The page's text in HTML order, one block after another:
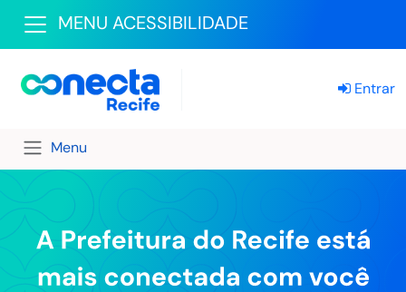
MENU ACESSIBILIDADE
Entrar
Menu